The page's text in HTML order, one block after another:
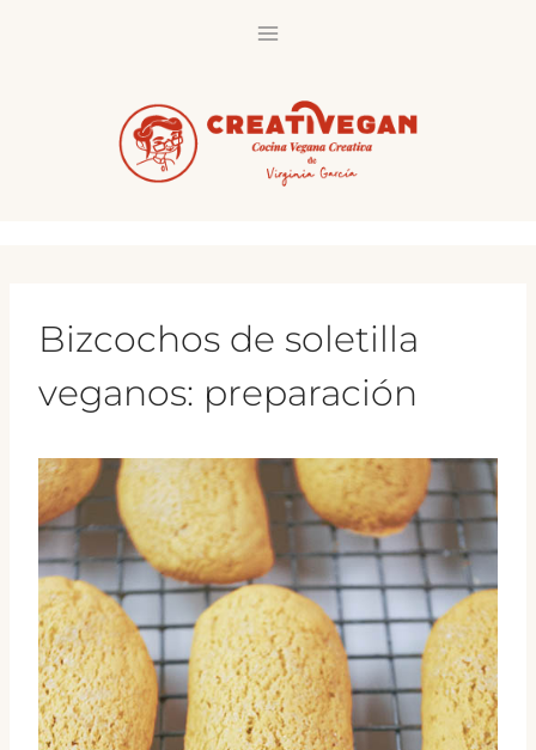
Bizcochos de soletilla
veganos: preparación